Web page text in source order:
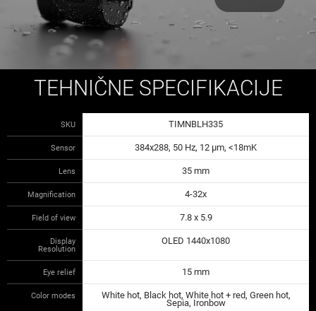
TEHNIČNE SPECIFIKACIJE
SKU TIMNBLH335
Sensor 384x288, 50 Hz, 12 μm, <18mK
Lens 35 mm
Magnification 4-32x
Field of view 7.8 x 5.9
Display
Resolution
OLED 1440x1080
Eye relief 15 mm
Color modes White hot, Black hot, White hot + red, Green hot,
Sepia, Ironbow